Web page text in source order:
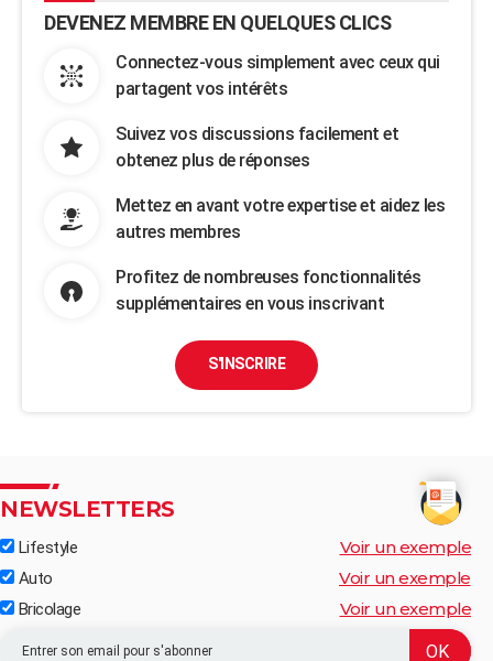
DEVENEZ MEMBRE EN QUELQUES CLICS
Connectez-vous simplement avec ceux qui
partagent vos intérêts
Suivez vos discussions facilement et
obtenez plus de réponses
Mettez en avant votre expertise et aidez les
autres membres
Profitez de nombreuses fonctionnalités
supplémentaires en vous inscrivant
S'INSCRIRE
NEWSLETTERS
Lifestyle Voir un exemple
Auto Voir un exemple
Bricolage Voir un exemple